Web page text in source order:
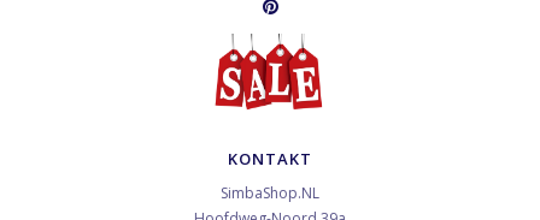
KONTAKT
SimbaShop.NL